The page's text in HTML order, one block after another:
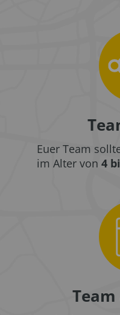
Euer Team
im Alter von 4